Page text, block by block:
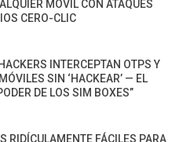
MÓVIL CON ATAQUES
CERO-CLIC
INTERCEPTAN OTPS Y
SIN ‘HACKEAR’ — EL
DE LOS SIM BOXES”
RIDÍCULAMENTE FÁCILES PARA